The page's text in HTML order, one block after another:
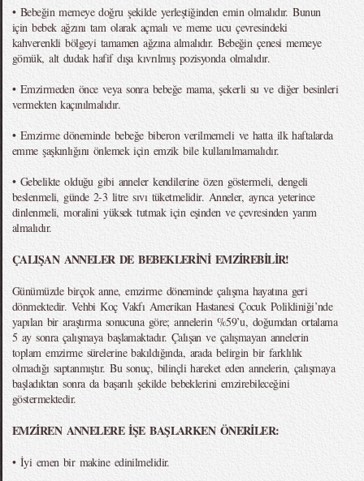
• Bebeğin memeye doğru şekilde yerleştiğinden emin olmalıdır. Bunun
için bebek ağzını tam olarak açmalı ve meme ucu çevresindeki
kahverenkli bölgeyi tamamen ağzına almalıdır. Bebeğin çenesi memeye
gömük, alt dudak hafif dışa kıvrılmış pozisyonda olmalıdır.
• Emzirmeden önce veya sonra bebeğe mama, şekerli su ve diğer besinleri
vermekten kaçınılmalıdır.
• Emzirme döneminde bebeğe biberon verilmemeli ve hatta ilk haftalarda
emme şaşkınlığını önlemek için emzik bile kullanılmamalıdır.
• Gebelikte olduğu gibi anneler kendilerine özen göstermeli, dengeli
beslenmeli, günde 2-3 litre sıvı tüketmelidir. Anneler, ayrıca yeterince
dinlenmeli, moralini yüksek tutmak için eşinden ve çevresinden yarım
almalıdır.
ÇALIŞAN ANNELER DE BEBEKLERİNİ EMZİREBİLİR!
Günümüzde birçok anne, emzirme döneminde çalışma hayatına geri
dönmektedir. Vehbi Koç Vakfı Amerikan Hastanesi Çocuk Polikliniği’nde
yapılan bir araştırma sonucuna göre; annelerin %59’u, doğumdan ortalama
5 ay sonra çalışmaya başlamaktadır. Çalışan ve çalışmayan annelerin
toplam emzirme sürelerine bakıldığında, arada belirgin bir farklılık
olmadığı saptanmıştır. Bu sonuç, bilinçli hareket eden annelerin, çalışmaya
başladıktan sonra da başarılı şekilde bebeklerini emzirebileceğini
göstermektedir.
EMZİREN ANNELERE İŞE BAŞLARKEN ÖNERİLER:
• İyi emen bir makine edinilmelidir.